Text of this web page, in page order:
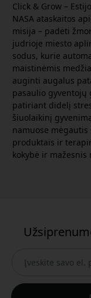
Click & Grow –
NASA ataskaitos
misija – padėti
judrioje miesto
sodus, kurie
maistinėmis
auginti augalus
pasaulio gyventojų
patiriant didelį
šiuolaikinį
namuose
produktais ir
kokybė ir mažesnis